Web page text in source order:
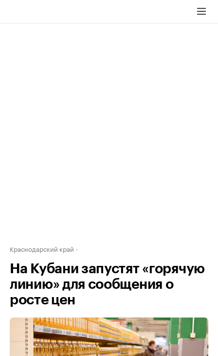
Краснодарский край
На Кубани запустят «горячую
линию» для сообщения о
росте цен